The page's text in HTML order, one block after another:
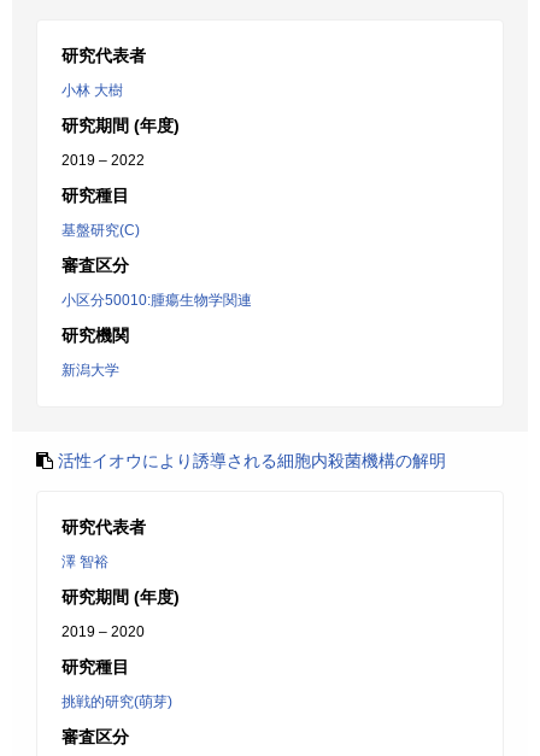
研究代表者
小林 大樹
研究期間 (年度)
2019 – 2022
研究種目
基盤研究(C)
審査区分
小区分50010:腫瘍生物学関連
研究機関
新潟大学
活性イオウにより誘導される細胞内殺菌機構の解明
研究代表者
澤 智裕
研究期間 (年度)
2019 – 2020
研究種目
挑戦的研究(萌芽)
審査区分